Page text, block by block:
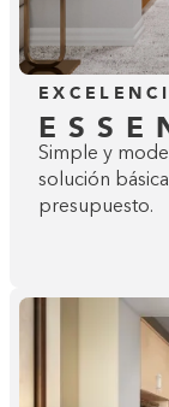
Simple y
solución
presupuesto.